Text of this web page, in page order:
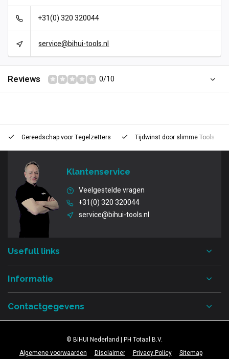
+31(0) 320 320044
service@bihui-tools.nl
Reviews 0/10
Gereedschap voorTegelzetters Tijdwinst door slimme Tools
Klantenservice
Veelgestelde vragen
+31(0) 320 320044
service@bihui-tools.nl
Usefull links
Informatie
Contactgegevens
Algemene voorwaarden Disclaimer Privacy Policy Sitemap
© BIHUI Nederland | PH Totaal B.V.